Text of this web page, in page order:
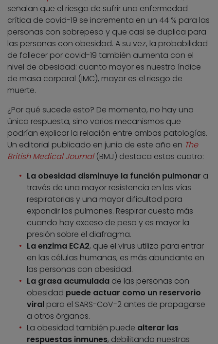
señalan que el riesgo de sufrir una enfermedad
crítica de covid-19 se incrementa en un 44 % para las
personas con sobrepeso y que casi se duplica para
las personas con obesidad. A su vez, la probabilidad
de fallecer por covid-19 también aumenta con el
nivel de obesidad: cuanto mayor es nuestro índice
de masa corporal (IMC), mayor es el riesgo de
muerte.
¿Por qué sucede esto? De momento, no hay una
única respuesta, sino varios mecanismos que
podrían explicar la relación entre ambas patologías.
Un editorial publicado en junio de este año en The
British Medical Journal(BMJ) destaca estos cuatro:
La obesidad disminuye la función pulmonar a
través de una mayor resistencia en las vías
respiratorias y una mayor dificultad para
expandir los pulmones. Respirar cuesta más
cuando hay exceso de peso y es mayor la
presión sobre el diafragma.
La enzima ECA2, que el virus utiliza para entrar
en las células humanas, es más abundante en
las personas con obesidad.
La grasa acumulada de las personas con
obesidad puede actuar como un reservorio
viral para el SARS-CoV-2 antes de propagarse
a otros órganos.
La obesidad también puede alterar las
respuestas inmunes, debilitando nuestras